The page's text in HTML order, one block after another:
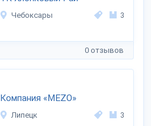
Чебоксары 3
0 отзывов
Компания «MEZO»
Липецк 3